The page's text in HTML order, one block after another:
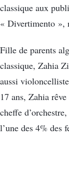
classique aux
« Divertimento »,
Fille de parents
classique, Zahia
aussi
17 ans, Zahia
cheffe
l’une des 4% des